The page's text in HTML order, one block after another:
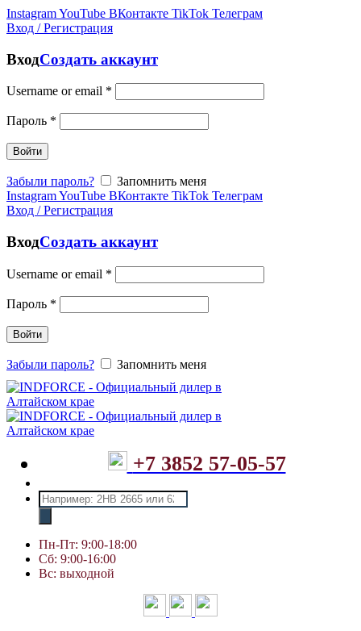
InstagramYouTube ВКонтакте TikTok Телеграм
Вход / Регистрация
ВходСоздать аккаунт
Username or email *
Пароль *
Войти
Забыли пароль?
Запомнить меня
InstagramYouTube ВКонтакте TikTok Телеграм
Вход / Регистрация
ВходСоздать аккаунт
Username or email *
Пароль *
Войти
Забыли пароль? Запомнить меня
+7 3852 57-05-57
Поиск
товаров
Пн-Пт: 9:00-18:00
Сб: 9:00-16:00
Вс: выходной